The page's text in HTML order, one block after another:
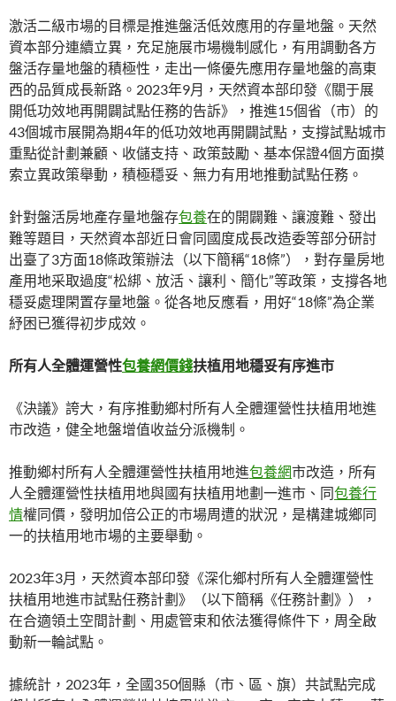
激活二級市場的目標是推進盤活低效應用的存量地盤。天然
資本部分連續立異，充足施展市場機制感化，有用調動各方
盤活存量地盤的積極性，走出一條優先應用存量地盤的高東
西的品質成長新路。2023年9月，天然資本部印發《關于展
開低功效地再開闢試點任務的告訴》，推進15個省（市）的
43個城市展開為期4年的低功效地再開闢試點，支撐試點城市
重點從計劃兼顧、收儲支持、政策鼓勵、基本保證4個方面摸
索立異政策舉動，積極穩妥、無力有用地推動試點任務。
針對盤活房地產存量地盤存包養在的開闢難、讓渡難、發出
難等題目，天然資本部近日會同國度成長改造委等部分研討
出臺了3方面18條政策辦法（以下簡稱“18條”），對存量房地
產用地采取過度“松綁、放活、讓利、簡化”等政策，支撐各地
穩妥處理閑置存量地盤。從各地反應看，用好“18條”為企業
紓困已獲得初步成效。
所有人全體運營性包養網價錢扶植用地穩妥有序進市
《決議》誇大，有序推動鄉村所有人全體運營性扶植用地進
市改造，健全地盤增值收益分派機制。
推動鄉村所有人全體運營性扶植用地進包養網市改造，所有
人全體運營性扶植用地與國有扶植用地劃一進市、同包養行
情權同價，發明加倍公正的市場周遭的狀況，是構建城鄉同
一的扶植用地市場的主要舉動。
2023年3月，天然資本部印發《深化鄉村所有人全體運營性
扶植用地進市試點任務計劃》（以下簡稱《任務計劃》），
在合適領土空間計劃、用處管束和依法獲得條件下，周全啟
動新一輪試點。
據統計，2023年，全國350個縣（市、區、旗）共試點完成